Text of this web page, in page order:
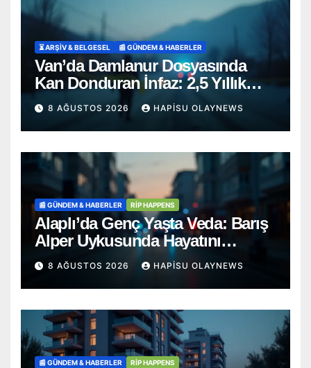
⏳ ARŞİV & BELGESEL 📰 GÜNDEM & HABERLER
Van’da Damlanur Dosyasında
Kan Donduran İnfaz: 2,5 Yıllık
‘İntihar’ Senaryosu Çöktü!
8 AĞUSTOS 2026 HAPISU OLAYNEWS
📰 GÜNDEM & HABERLER RİP HAPPENS
Alaplı’da Genç Yaşta Veda: Barış
Alper Uykusunda Hayatını
Kaybetti
8 AĞUSTOS 2026 HAPISU OLAYNEWS
📰 GÜNDEM & HABERLER RİP HAPPENS